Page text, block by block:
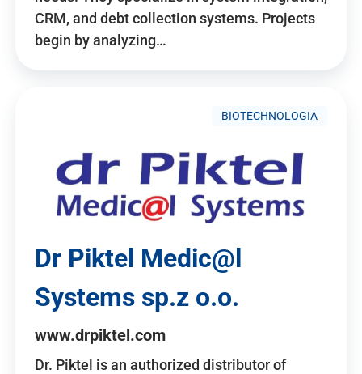
CRM, and debt collection systems. Projects
begin by analyzing…
BIOTECHNOLOGIA
Dr Piktel Medic@l
Systems sp.z o.o.
www.drpiktel.com
Dr. Piktel is an authorized distributor of